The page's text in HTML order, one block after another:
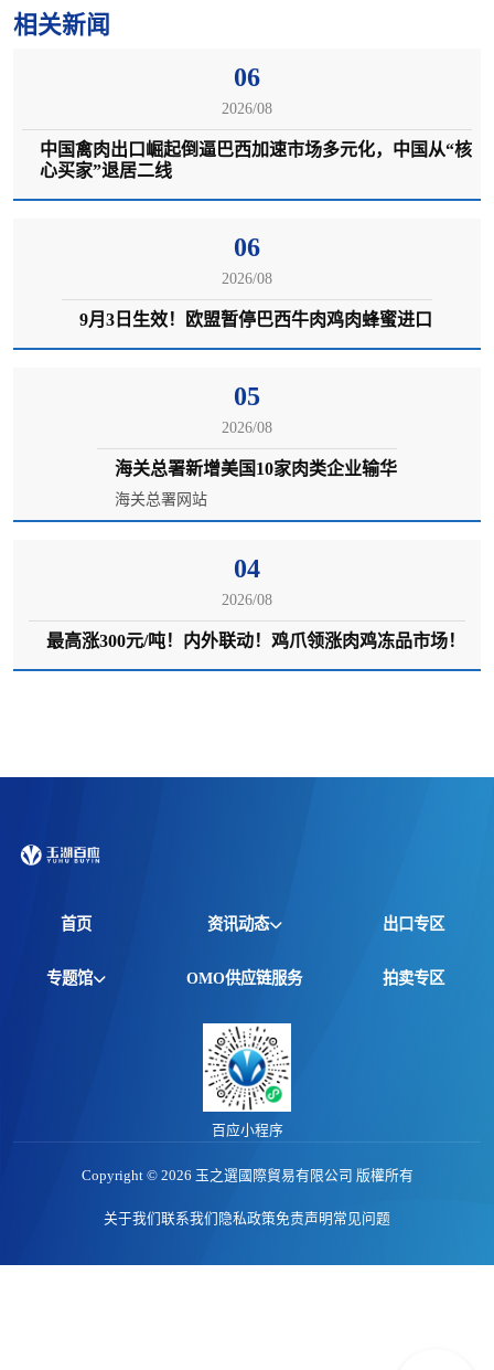
相关新闻
06
2026/08
中国禽肉出口崛起倒逼巴西加速市场多元化，中国从“核
心买家”退居二线
06
2026/08
9月3日生效！欧盟暂停巴西牛肉鸡肉蜂蜜进口
05
2026/08
海关总署新增美国10家肉类企业输华
海关总署网站
04
2026/08
最高涨300元/吨！内外联动！鸡爪领涨肉鸡冻品市场！
首页 资讯动态
全球资讯
价格行情
专题报告
出口专区
专题馆 OMO供应链服务 拍卖专区
百应小程序
Copyright © 2026 玉之選國際貿易有限公司 版權所有
关于我们 联系我们 隐私政策免责声明 常见问题